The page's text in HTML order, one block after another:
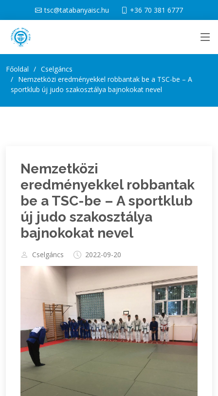
tsc@tatabanyaisc.hu +36 70 381 6777
Főoldal
Cselgáncs
Nemzetközi eredményekkel robbantak be a TSC-be – A
sportklub új judo szakosztálya bajnokokat nevel
Nemzetközi
eredményekkel robbantak
be a TSC-be – A sportklub
új judo szakosztálya
bajnokokat nevel
Cselgáncs 2022-09-20